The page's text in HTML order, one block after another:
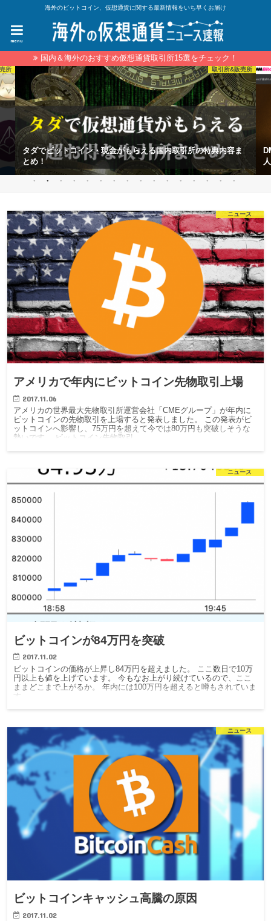
海外のビットコイン、仮想通貨に関する最新情報をいち早くお届け
menu
国内＆海外のおすすめ仮想通貨取引所15選をチェック！
所 取引所&販売所
DMM Bitcoinの特徴を解説！DMM BitcoinならXRPやXEMなど
人気のアルトコインでレバレッジ取引ができる！
ニュース
アメリカで年内にビットコイン先物取引上場
2017.11.06
アメリカの世界最大先物取引所運営会社「CMEグループ」が年内に
ビットコインの先物取引を上場すると発表しました。 この発表がビ
ットコインへ影響し、75万円を超えて今では80万円も突破しそうな
勢いです。 ビットコイン先物取引…
ニュース
ビットコインが84万円を突破
2017.11.02
ビットコインの価格が上昇し84万円を超えました。 ここ数日で10万
円以上も値を上げています。 今もなお上がり続けているので、ここ
ままどこまで上がるか。 年内には100万円を超えると噂もされていま
す。
ニュース
ビットコインキャッシュ高騰の原因
2017.11.02